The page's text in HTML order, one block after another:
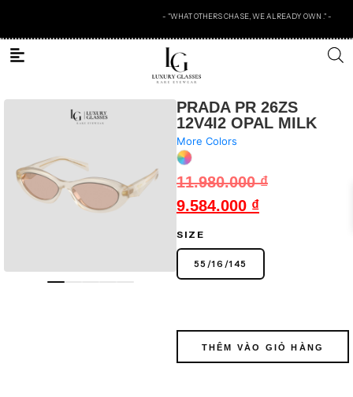
- "WHAT OTHERS CHASE, WE ALREADY OWN ." -
PRADA PR 26ZS
12V4I2 OPAL MILK
More Colors
11.980.000₫
9.584.000 ₫
SIZE
55 /16 /145
THÊM VÀO GIỎ HÀNG